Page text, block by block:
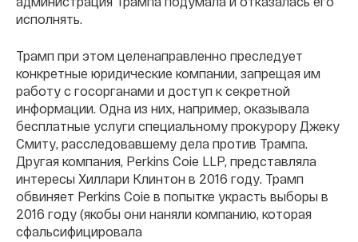
исполнять.
Трамп при этом целенаправленно преследует
конкретные юридические компании, запрещая им
работу с госорганами и доступ к секретной
информации. Одна из них, например, оказывала
бесплатные услуги специальному прокурору Джеку
Смиту, расследовавшему дела против Трампа.
Другая компания, Perkins Coie LLP, представляла
интересы Хиллари Клинтон в 2016 году. Трамп
обвиняет Perkins Coie в попытке украсть выборы в
2016 году (якобы они наняли компанию, которая
сфальсифицировала